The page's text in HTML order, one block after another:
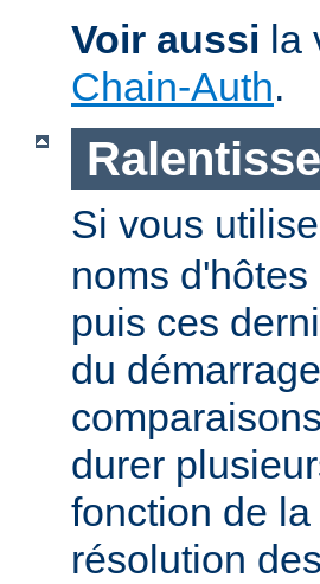
Voir aussi la
Chain-Auth.
Si vous
noms
puis ces
du
durer
fonction de
résolution